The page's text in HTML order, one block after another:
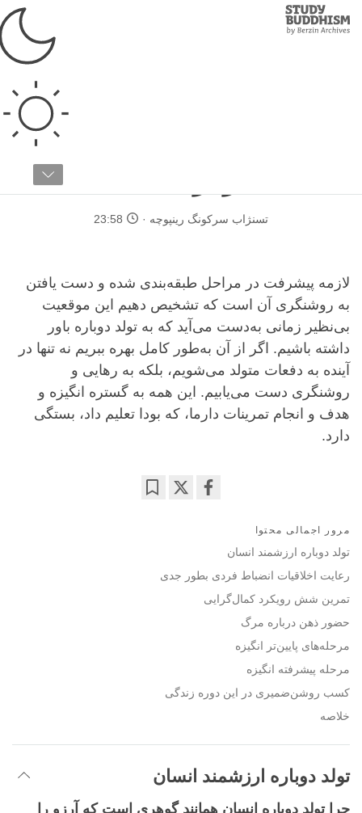
Study
Buddhism
مراحل طبقه‌بندی شده
ارائه فرم سنتی لام‌ریم
خط سیردرجه‌بندی شده
تسنژاب سرکونگ رینپوچه 23:58
لازمه پیشرفت در مراحل طبقه‌بندی شده و دست یافتن
به روشنگری آن است که تشخیص دهیم این موقعیت
بی‌نظیر زمانی به‌دست می‌آید که به تولد دوباره باور
داشته باشیم. اگر از آن به‌طور کامل بهره ببریم نه تنها در
آینده به دفعات متولد می‌شویم، بلکه به رهایی و
روشنگری دست می‌یابیم. این همه به گستره انگیزه و
هدف و انجام تمرینات دارما، که بودا تعلیم داد، بستگی
دارد.
مرور اجمالی محتوا
تولد دوباره ارزشمند انسان
رعایت اخلاقیات انضباط فردی بطور جدی
تمرین شش رویکرد کمال‌گرایی
حضور ذهن درباره مرگ
مرحله‌های پایین‌تر انگیزه
مرحله پیشرفته انگیزه
کسب روشن‌ضمیری در این دوره زندگی
خلاصه
تولد دوباره ارزشمند انسان
چرا تولد دوباره انسان همانند گوهری است که آرزو را